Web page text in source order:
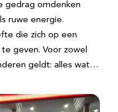
gedrag omdenken
ruwe energie.
die zich op een
geven. Voor zowel
geldt: alles wat…